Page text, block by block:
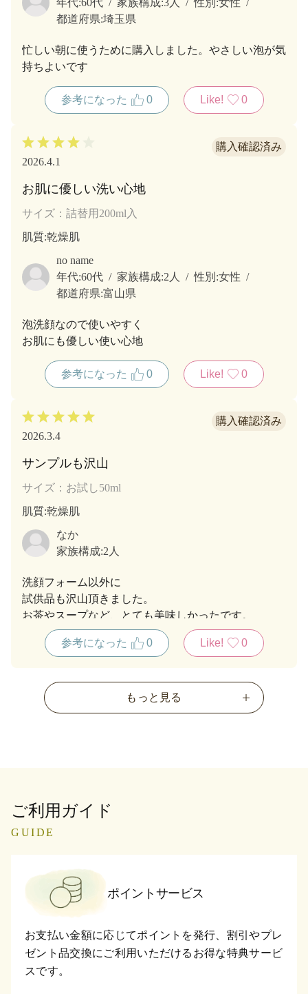
都道府県:埼玉県
忙しい朝に使うために購入しました。やさしい泡が気
持ちよいです
参考になった 0 Like! 0
2026.4.1
お肌に優しい洗い心地
サイズ：詰替用200ml入
肌質:乾燥肌
no name
年代:60代 家族構成:2人 性別:女性
都道府県:富山県
泡洗顔なので使いやすく
お肌にも優しい使い心地
参考になった 0 Like! 0
2026.3.4
サンプルも沢山
サイズ：お試し50ml
肌質:乾燥肌
なか
家族構成:2人
洗顔フォーム以外に
試供品も沢山頂きました。
お茶やスープなど、とても美味しかったです。
ありがとうございました。
参考になった
0 Like! 0
もっと見る
ご利用ガイド
GUIDE
ポイントサービス
お支払い金額に応じてポイントを発行、割引やプレ
ゼント品交換にご利用いただけるお得な特典サービ
スです。